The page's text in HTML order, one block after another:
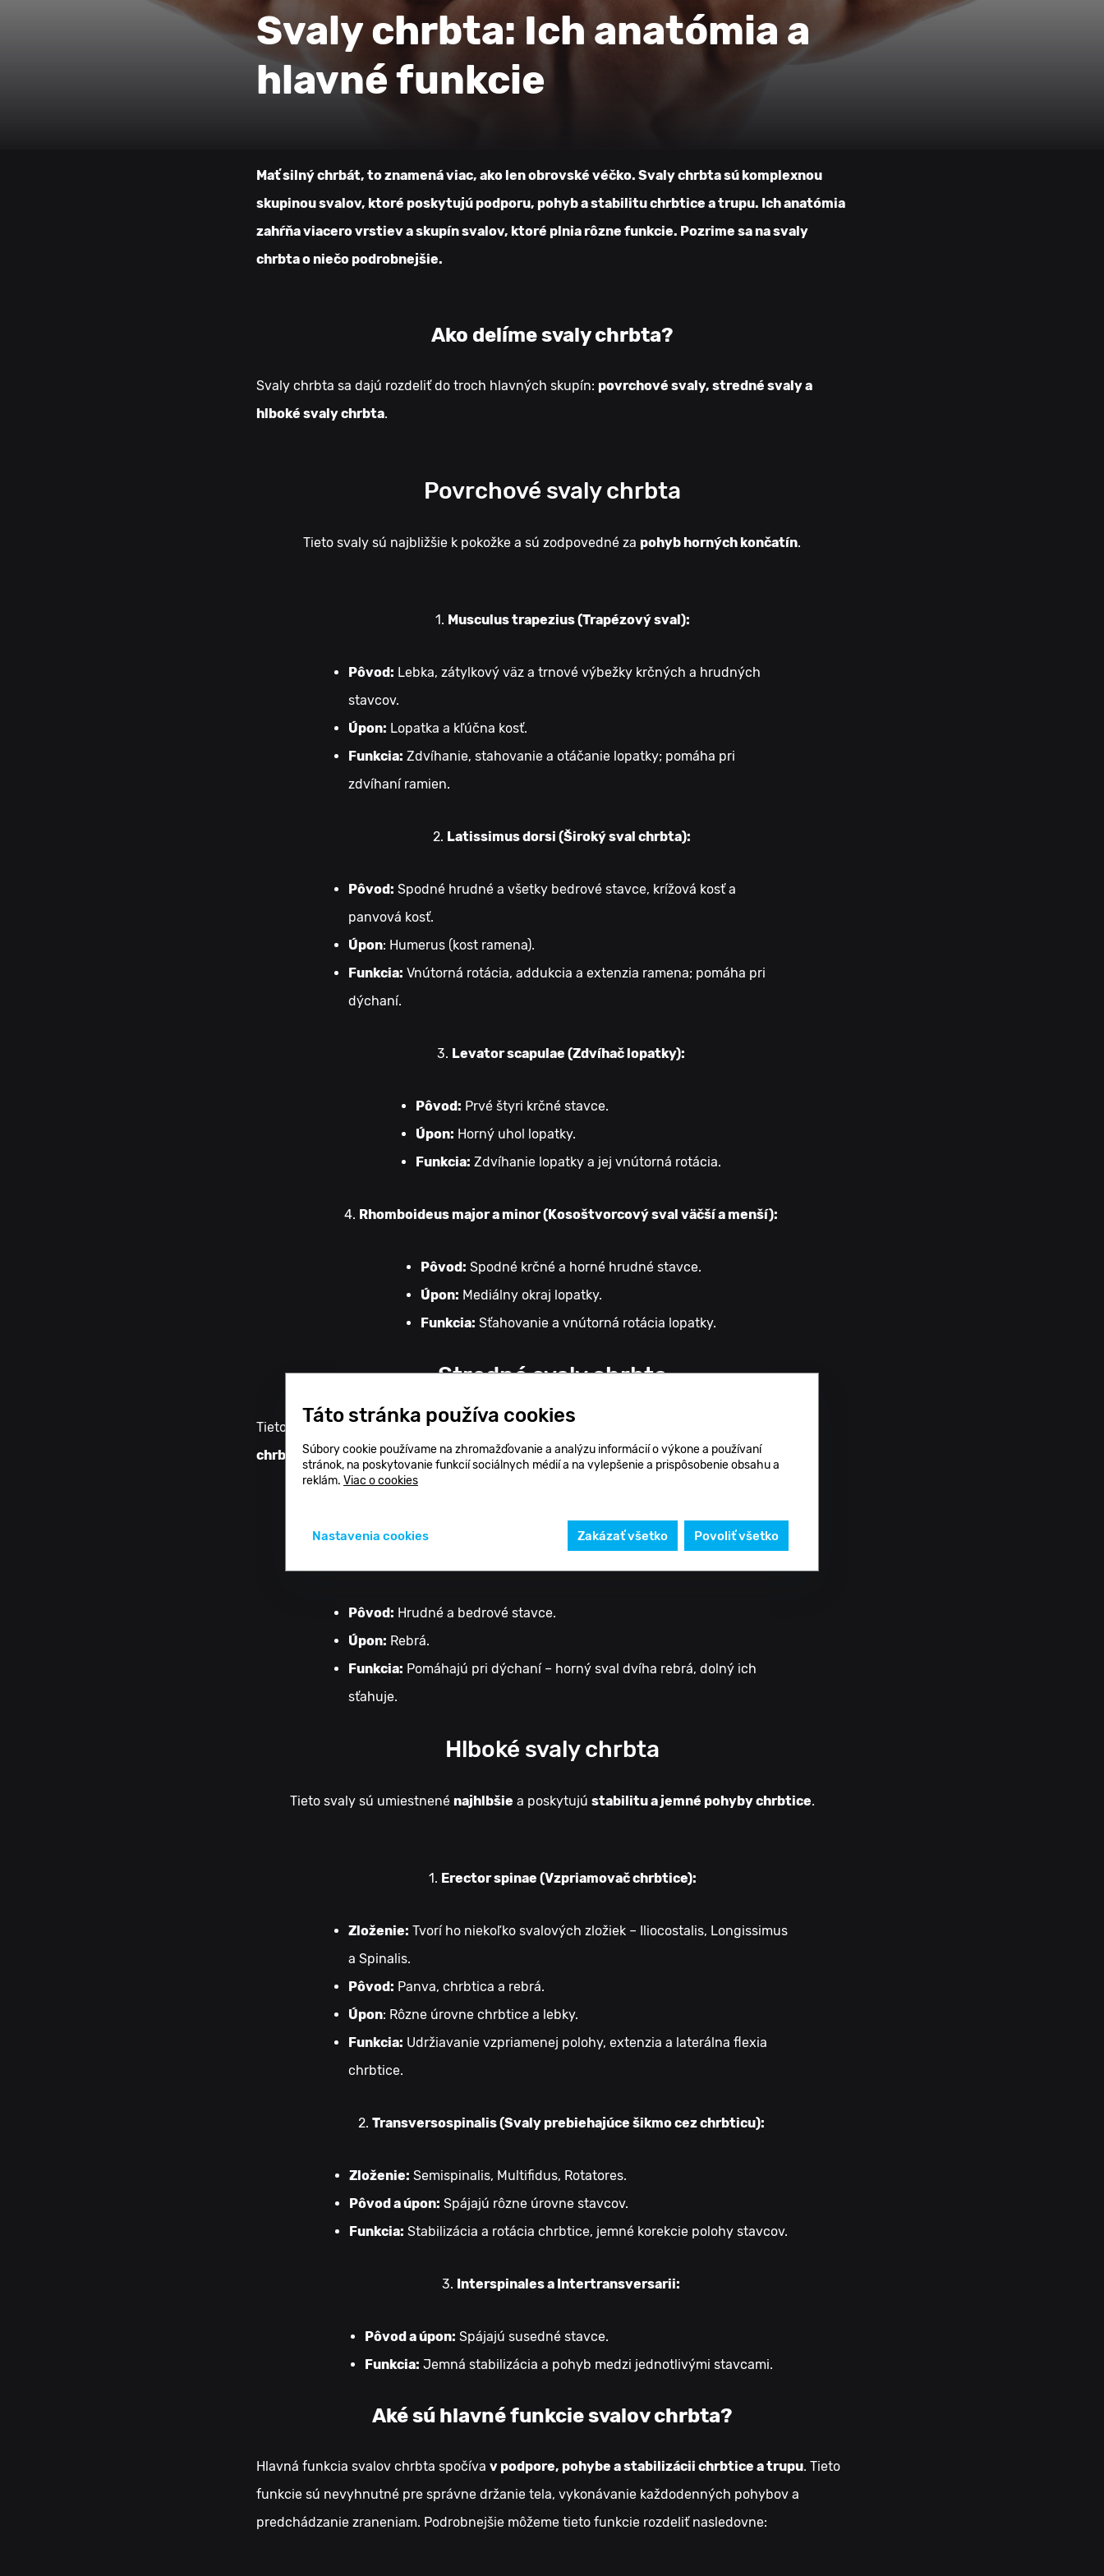
Core&ABS
Svaly chrbta: Ich anatómia a
hlavné funkcie
Mať silný chrbát, to znamená viac, ako len obrovské véčko. Svaly chrbta sú komplexnou
skupinou svalov, ktoré poskytujú podporu, pohyb a stabilitu chrbtice a trupu. Ich anatómia
zahŕňa viacero vrstiev a skupín svalov, ktoré plnia rôzne funkcie. Pozrime sa na svaly
chrbta o niečo podrobnejšie.
Ako delíme svaly chrbta?
Svaly chrbta sa dajú rozdeliť do troch hlavných skupín: povrchové svaly, stredné svaly a
hlboké svaly chrbta.
Povrchové svaly chrbta
Tieto svaly sú najbližšie k pokožke a sú zodpovedné za pohyb horných končatín.
Musculus trapezius (Trapézový sval):
Pôvod: Lebka, zátylkový väz a trnové výbežky krčných a hrudných
stavcov.
Úpon: Lopatka a kľúčna kosť.
Funkcia: Zdvíhanie, stahovanie a otáčanie lopatky; pomáha pri
zdvíhaní ramien.
Latissimus dorsi (Široký sval chrbta):
Pôvod: Spodné hrudné a všetky bedrové stavce, krížová kosť a
panvová kosť.
Úpon: Humerus (kost ramena).
Funkcia: Vnútorná rotácia, addukcia a extenzia ramena; pomáha pri
dýchaní.
Levator scapulae (Zdvíhač lopatky):
Pôvod: Prvé štyri krčné stavce.
Úpon: Horný uhol lopatky.
Funkcia: Zdvíhanie lopatky a jej vnútorná rotácia.
Rhomboideus major a minor (Kosoštvorcový sval väčší a menší):
Pôvod: Spodné krčné a horné hrudné stavce.
Úpon: Mediálny okraj lopatky.
Funkcia: Sťahovanie a vnútorná rotácia lopatky.
Stredné svaly chrbta
Tieto svaly sa nachádzajúpod povrchovými svalmi
chrbtice.
Serratus posterior superior a inferior (Horný a dolný zadný pílovitý
Pôvod: Hrudné a bedrové stavce.
Úpon: Rebrá.
Funkcia: Pomáhajú pri dýchaní – horný sval dvíha rebrá, dolný ich
sťahuje.
Hlboké svaly chrbta
Tieto svaly sú umiestnené najhlbšie a poskytujú stabilitu a jemné pohyby chrbtice.
Erector spinae (Vzpriamovač chrbtice):
Zloženie: Tvorí ho niekoľko svalových zložiek – Iliocostalis, Longissimus
a Spinalis.
Pôvod: Panva, chrbtica a rebrá.
Úpon: Rôzne úrovne chrbtice a lebky.
Funkcia: Udržiavanie vzpriamenej polohy, extenzia a laterálna flexia
chrbtice.
Transversospinalis (Svaly prebiehajúce šikmo cez chrbticu):
Zloženie: Semispinalis, Multifidus, Rotatores.
Pôvod a úpon: Spájajú rôzne úrovne stavcov.
Funkcia: Stabilizácia a rotácia chrbtice, jemné korekcie polohy stavcov.
Interspinales a Intertransversarii:
Pôvod a úpon: Spájajú susedné stavce.
Funkcia: Jemná stabilizácia a pohyb medzi jednotlivými stavcami.
Aké sú hlavné funkcie svalov chrbta?
Hlavná funkcia svalov chrbta spočíva v podpore, pohybe a stabilizácii chrbtice a trupu. Tieto
funkcie sú nevyhnutné pre správne držanie tela, vykonávanie každodenných pohybov a
predchádzanie zraneniam. Podrobnejšie môžeme tieto funkcie rozdeliť nasledovne:
Táto stránka používa cookies
Súbory cookie používame na zhromažďovanie a analýzu informácií o výkone a používaní
stránok, na poskytovanie funkcií sociálnych médií a na vylepšenie a prispôsobenie obsahu a
reklám. Viac o cookies
Nastavenia cookies Zakázať všetko Povoliť všetko